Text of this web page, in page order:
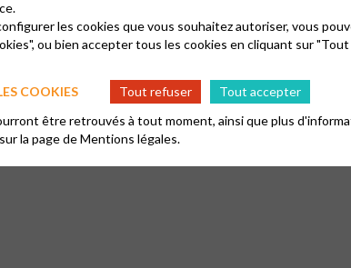
les cookies que vous souhaitez autoriser, vous
ou bien accepter tous les cookies en cliquant sur
COOKIES
Tout refuser
Tout accepter
être retrouvés à tout moment, ainsi que plus
la page deMentions légales.